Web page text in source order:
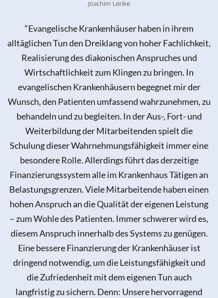
“Evangelische Krankenhäuser haben in ihrem
alltäglichen Tun den Dreiklang von hoher Fachlichkeit,
Realisierung des diakonischen Anspruches und
Wirtschaftlichkeit zum Klingen zu bringen. In
evangelischen Krankenhäusern begegnet mir der
Wunsch, den Patienten umfassend wahrzunehmen, zu
behandeln und zu begleiten. In der Aus-, Fort- und
Weiterbildung der Mitarbeitenden spielt die
Schulung dieser Wahrnehmungsfähigkeit immer eine
besondere Rolle. Allerdings führt das derzeitige
Finanzierungssystem alle im Krankenhaus Tätigen an
Belastungsgrenzen. Viele Mitarbeitende haben einen
hohen Anspruch an die Qualität der eigenen Leistung
– zum Wohle des Patienten. Immer schwerer wird es,
diesem Anspruch innerhalb des Systems zu genügen.
Eine bessere Finanzierung der Krankenhäuser ist
dringend notwendig, um die Leistungsfähigkeit und
die Zufriedenheit mit dem eigenen Tun auch
langfristig zu sichern. Denn: Unsere hervorragend